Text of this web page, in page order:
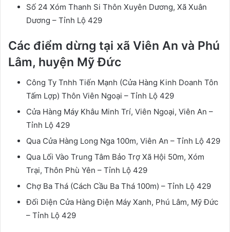
Số 24 Xóm Thanh Si Thôn Xuyên Dương, Xã Xuân
Dương – Tỉnh Lộ 429
Các điểm dừng tại xã Viên An và Phú
Lâm, huyện Mỹ Đức
Công Ty Tnhh Tiến Mạnh (Cửa Hàng Kinh Doanh Tôn
Tấm Lợp) Thôn Viên Ngoại – Tỉnh Lộ 429
Cửa Hàng Máy Khâu Minh Trí, Viên Ngoại, Viên An –
Tỉnh Lộ 429
Qua Cửa Hàng Long Nga 100m, Viên An – Tỉnh Lộ 429
Qua Lối Vào Trung Tâm Bảo Trợ Xã Hội 50m, Xóm
Trại, Thôn Phù Yên – Tỉnh Lộ 429
Chợ Ba Thá (Cách Cầu Ba Thá 100m) – Tỉnh Lộ 429
Đối Diện Cửa Hàng Điện Máy Xanh, Phú Lâm, Mỹ Đức
– Tỉnh Lộ 429